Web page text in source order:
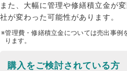
また、大幅に管理や修繕積立金が
社が変わった可能性があります。
※管理費・修繕積立金については売出事例
ります。
購入をご検討されている方